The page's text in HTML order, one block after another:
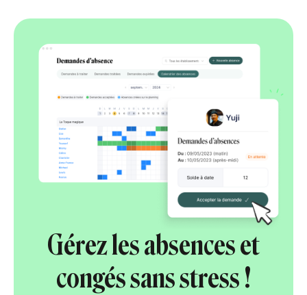
Gérez les absences et
congés sans stress !